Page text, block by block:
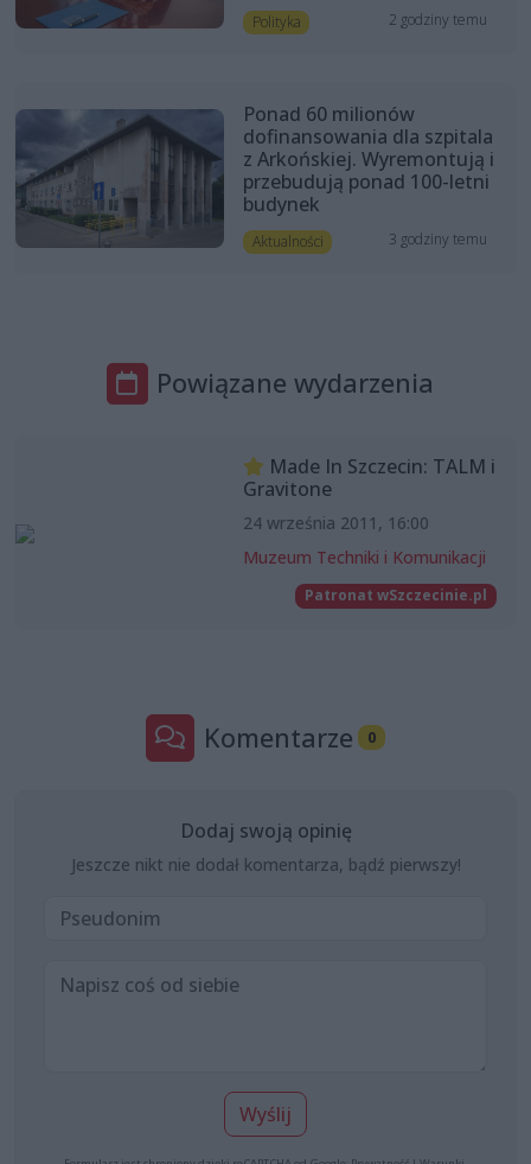
Polityka 2 godziny temu
Ponad 60 milionów
dofinansowania dla szpitala
z Arkońskiej. Wyremontują i
przebudują ponad 100-letni
budynek
Aktualności 3 godziny temu
Powiązane wydarzenia
Made In Szczecin: TALM i
Gravitone
24 września 2011, 16:00
Muzeum Techniki i Komunikacji
Patronat wSzczecinie.pl
Komentarze 0
Dodaj swoją opinię
Jeszcze nikt nie dodał komentarza, bądź pierwszy!
Wyślij